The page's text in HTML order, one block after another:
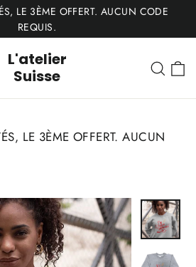
LE 3ÈME OFFERT. AUCUN CODE
REQUIS.
L'atelier
Suisse
LE 3ÈME OFFERT. AUCUN